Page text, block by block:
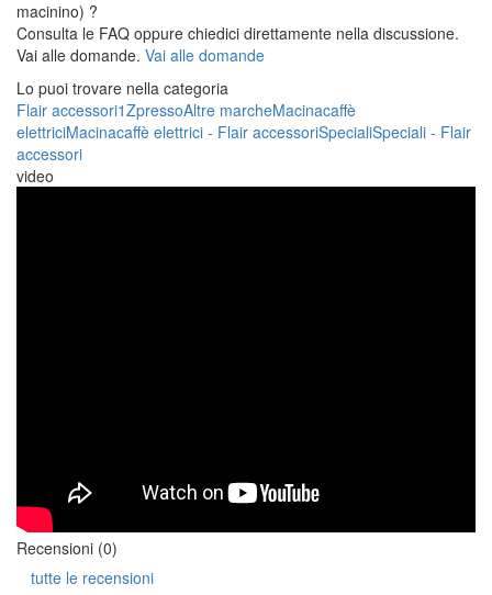
macinino) ?
Consulta le FAQ oppure chiedici direttamente nella discussione.
Vai alle domande. Vai alle domande
Lo puoi trovare nella categoria
Flair accessori1ZpressoAltre marcheMacinacaffè
elettriciMacinacaffè elettrici - Flair accessoriSpecialiSpeciali - Flair
accessori
video
Recensioni (0)
tutte le recensioni